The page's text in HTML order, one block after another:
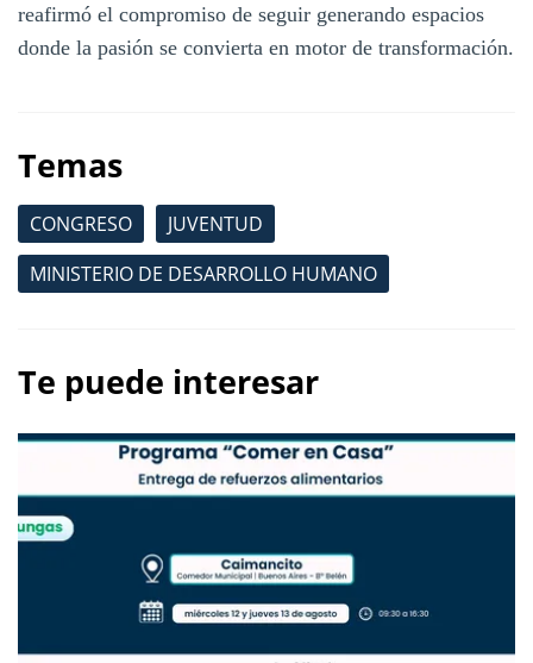
reafirmó el compromiso de seguir generando espacios
donde la pasión se convierta en motor de transformación.
Temas
CONGRESO
JUVENTUD
MINISTERIO DE DESARROLLO HUMANO
Te puede interesar